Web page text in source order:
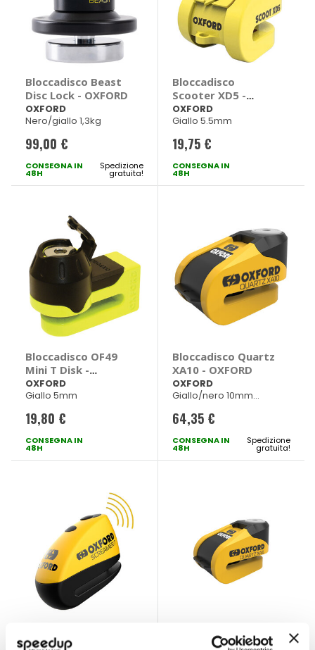
Bloccadisco Beast
Disc Lock - OXFORD
OXFORD
Nero/giallo 1,3kg
99,00 €
CONSEGNA IN
48H
Spedizione
gratuita!
Bloccadisco
Scooter XD5 -
OXFORD
OXFORD
Giallo 5.5mm
19,75 €
CONSEGNA IN
48H
Bloccadisco OF49
Mini T Disk -
OXFORD
OXFORD
Giallo 5mm
19,80 €
CONSEGNA IN
48H
Bloccadisco Quartz
XA10 - OXFORD
OXFORD
Giallo/nero 10mm
64,35 €
CONSEGNA IN
48H
Spedizione
gratuita!
Allarm - OXFORD
XA6 - OXFORD